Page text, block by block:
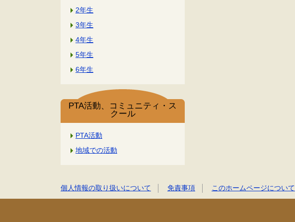
2年生
3年生
4年生
5年生
6年生
PTA活動、コミュニティ・ス
クール
PTA活動
地域での活動
個人情報の取り扱いについて 免責事項 このホームページについて